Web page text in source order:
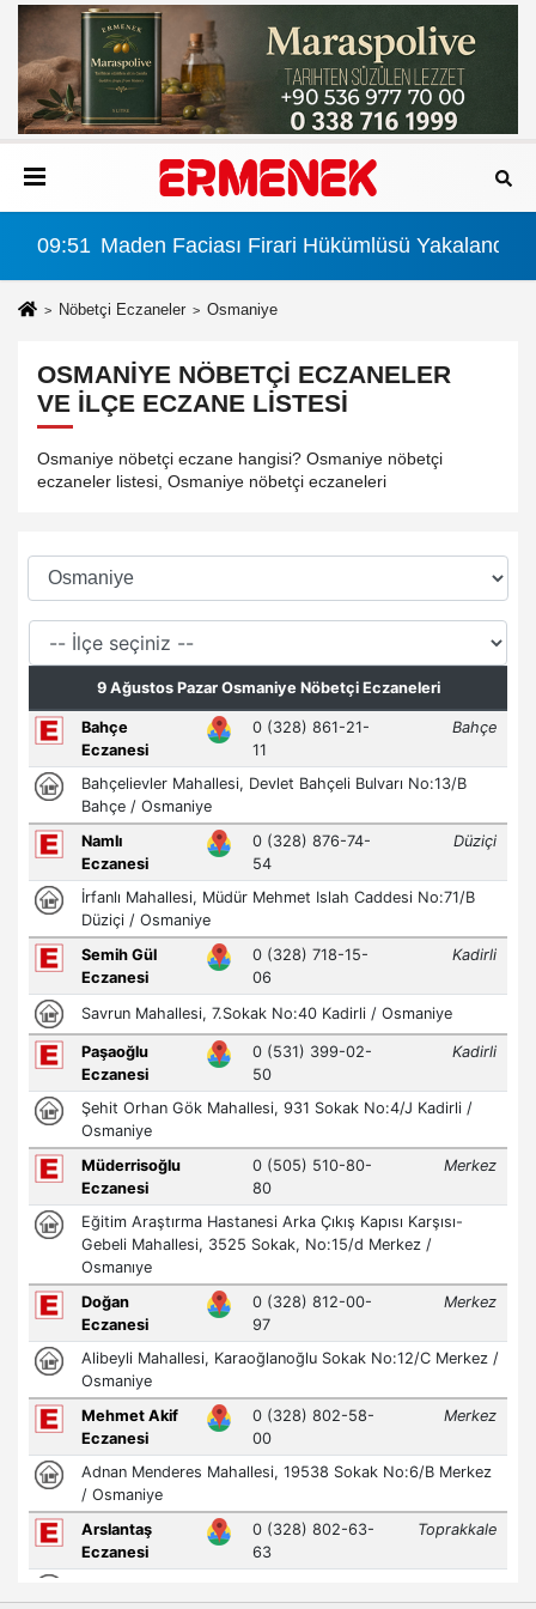
09:51 Maden Faciası Firari Hükümlüsü Yakalandı
Nöbetçi Eczaneler Osmaniye
OSMANIYE NÖBETÇI ECZANELER
VE İLÇE ECZANE LISTESI
Osmaniye nöbetçi eczane hangisi? Osmaniye nöbetçi
eczaneler listesi, Osmaniye nöbetçi eczaneleri